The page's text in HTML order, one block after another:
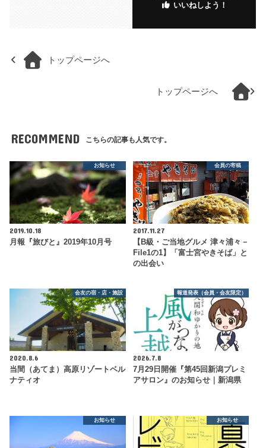
いいねしよう！
トップページへ
トップページへ
RECOMMEND こちらの記事も人気です。
お知らせ
2019.10.18
月報『旅びと』2019年10月号
会員の寄稿
2017.11.27
【B級・ご当地グルメ 津々浦々－
File1の1】「富士宮やきそば」と
の出会い
会友の宿・店・施設
2020.8.6
当間（あてま）高原リゾートベル
ナティオ
報道発表（会員・会友限定）
2026.7.8
7月29日開催『第45回新潟プレミ
アサロン』のお知らせ｜新潟県
お知らせ お知らせ